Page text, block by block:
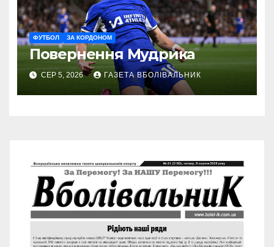
ФУТБОЛ ЗА КОРДОНОМ
Повернення Мудрика
СЕР 5, 2026 ГАЗЕТА ВБОЛІВАЛЬНИК